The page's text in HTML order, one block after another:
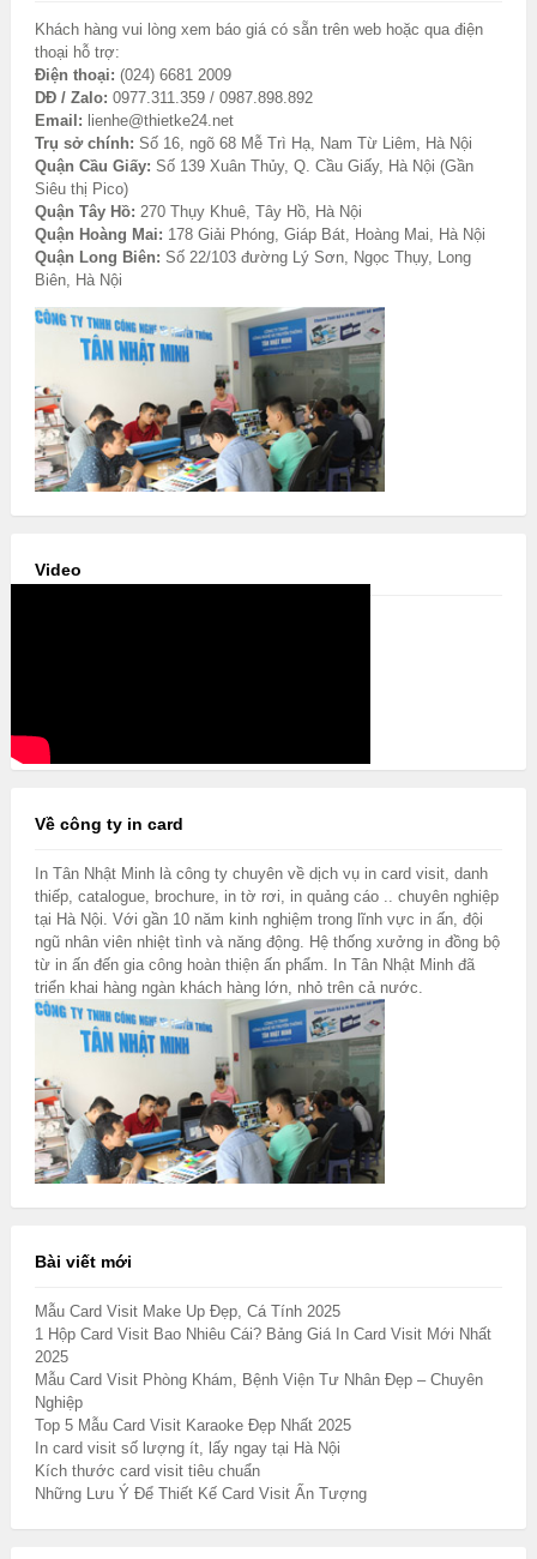
Khách hàng vui lòng xem báo giá có sẵn trên web hoặc qua điện
thoại hỗ trợ:
Điện thoại: (024) 6681 2009
DĐ / Zalo: 0977.311.359 / 0987.898.892
Email: lienhe@thietke24.net
Trụ sở chính: Số 16, ngõ 68 Mễ Trì Hạ, Nam Từ Liêm, Hà Nội
Quận Cầu Giấy: Số 139 Xuân Thủy, Q. Cầu Giấy, Hà Nội (Gần
Siêu thị Pico)
Quận Tây Hồ: 270 Thụy Khuê, Tây Hồ, Hà Nội
Quận Hoàng Mai: 178 Giải Phóng, Giáp Bát, Hoàng Mai, Hà Nội
Quận Long Biên: Số 22/103 đường Lý Sơn, Ngọc Thụy, Long
Biên, Hà Nội
Video
Về công ty in card
In Tân Nhật Minh là công ty chuyên về dịch vụ in card visit, danh
thiếp, catalogue, brochure, in tờ rơi, in quảng cáo .. chuyên nghiệp
tại Hà Nội. Với gần 10 năm kinh nghiệm trong lĩnh vực in ấn, đội
ngũ nhân viên nhiệt tình và năng động. Hệ thống xưởng in đồng bộ
từ in ấn đến gia công hoàn thiện ấn phẩm. In Tân Nhật Minh đã
triển khai hàng ngàn khách hàng lớn, nhỏ trên cả nước.
Bài viết mới
Mẫu Card Visit Make Up Đẹp, Cá Tính 2025
1 Hộp Card Visit Bao Nhiêu Cái? Bảng Giá In Card Visit Mới Nhất
2025
Mẫu Card Visit Phòng Khám, Bệnh Viện Tư Nhân Đẹp – Chuyên
Nghiệp
Top 5 Mẫu Card Visit Karaoke Đẹp Nhất 2025
In card visit số lượng ít, lấy ngay tại Hà Nội
Kích thước card visit tiêu chuẩn
Những Lưu Ý Để Thiết Kế Card Visit Ấn Tượng